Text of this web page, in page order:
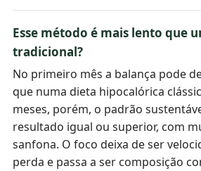
Esse método é mais lento que
tradicional?
No primeiro mês a balança pode
que numa dieta hipocalórica
meses, porém, o padrão
resultado igual ou superior, com
sanfona. O foco deixa de ser
perda e passa a ser composição